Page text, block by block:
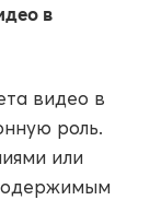
в
видео в
роль.
или